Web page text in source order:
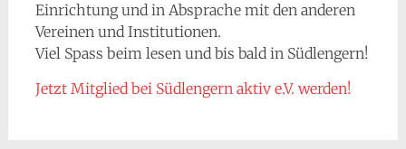
Einrichtung und in Absprache mit den anderen
Vereinen und Institutionen.
Viel Spass beim lesen und bis bald in Südlengern!
Jetzt Mitglied bei Südlengern aktiv e.V. werden!